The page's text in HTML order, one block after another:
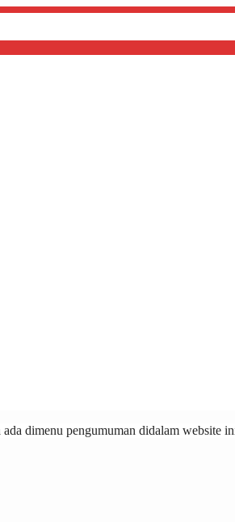
dimenu pengumuman didalam website